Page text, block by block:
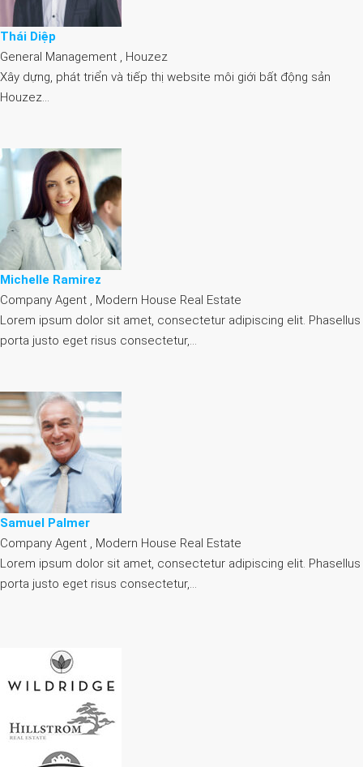
Thái Diệp
General Management , Houzez
Xây dựng, phát triển và tiếp thị website môi giới bất động sản
Houzez…
Michelle Ramirez
Company Agent , Modern House Real Estate
Lorem ipsum dolor sit amet, consectetur adipiscing elit. Phasellus
porta justo eget risus consectetur,…
Samuel Palmer
Company Agent , Modern House Real Estate
Lorem ipsum dolor sit amet, consectetur adipiscing elit. Phasellus
porta justo eget risus consectetur,…